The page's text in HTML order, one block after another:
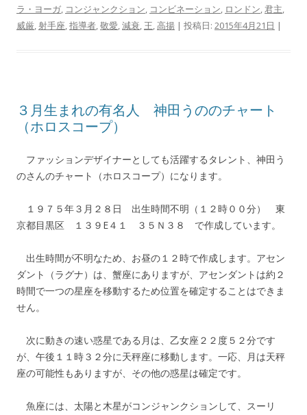
ラ・ヨーガ, コンジャンクション, コンビネーション, ロンドン,君主,
威厳,射手座,指導者,敬愛,減衰, 王,高揚 | 投稿日: 2015年4月21日 |
３月生まれの有名人 神田うののチャート
（ホロスコープ）
ファッションデザイナーとしても活躍するタレント、神田う
のさんのチャート（ホロスコープ）になります。
１９７５年３月２８日 出生時間不明（１２時００分） 東
京都目黒区 １３９E４１ ３５Ｎ３８ で作成しています。
出生時間が不明なため、お昼の１２時で作成します。アセン
ダント（ラグナ）は、蟹座にありますが、アセンダントは約２
時間で一つの星座を移動するため位置を確定することはできま
せん。
次に動きの速い惑星である月は、乙女座２２度５２分です
が、午後１１時３２分に天秤座に移動します。一応、月は天秤
座の可能性もありますが、その他の惑星は確定です。
魚座には、太陽と木星がコンジャンクションして、スーリ